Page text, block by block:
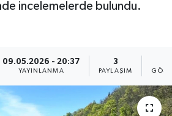
incelemelerde bulundu.
09.05.2026 - 20:37
YAYINLANMA
3
PAYLAŞIM